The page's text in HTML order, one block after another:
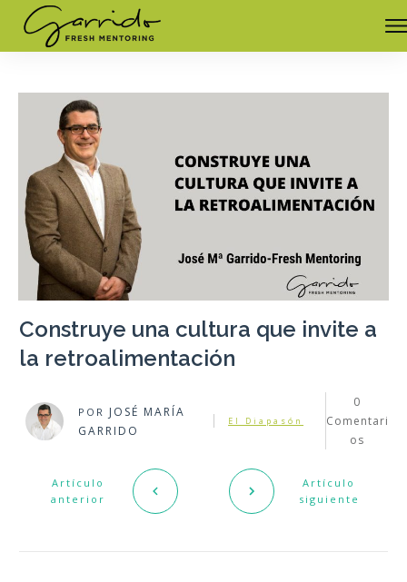
Construye una cultura que invite a
la retroalimentación
POR JOSÉ MARÍA
GARRIDO
El Diapasón
0
Comentari
os
Artículo
anterior
Artículo
siguiente